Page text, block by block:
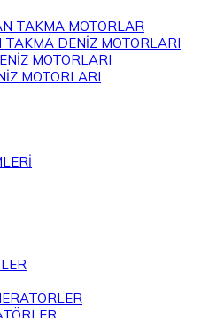
TAKMA MOTORLAR
TAKMA DENİZ MOTORLARI
MOTORLARI
MOTORLARI